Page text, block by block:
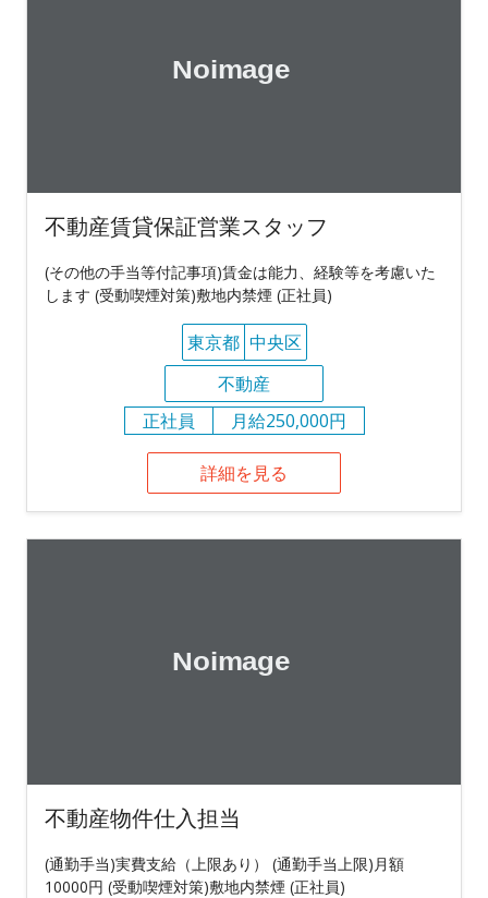
不動産賃貸保証営業スタッフ
(その他の手当等付記事項)賃金は能力、経験等を考慮いた
します (受動喫煙対策)敷地内禁煙 (正社員)
東京都 中央区
不動産
正社員
月給250,000円
詳細を見る
不動産物件仕入担当
(通勤手当)実費支給（上限あり） (通勤手当上限)月額
10000円 (受動喫煙対策)敷地内禁煙 (正社員)